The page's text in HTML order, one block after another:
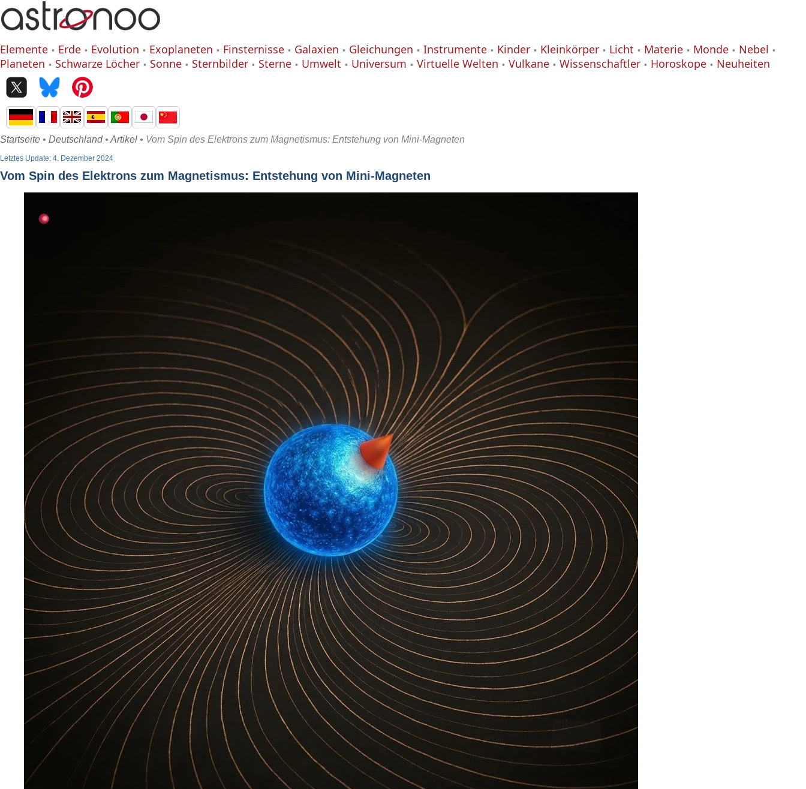
Elemente Erde Evolution Exoplaneten Finsternisse Galaxien Gleichungen Instrumente Kinder Kleinkörper Licht Materie Monde
Nebel
Planeten
Schwarze Löcher Sonne Sternbilder Sterne Umwelt Universum Virtuelle Welten Vulkane Wissenschaftler Horoskope Neuheiten
Startseite • Deutschland• Artikel • Vom Spin des Elektrons zum Magnetismus: Entstehung von Mini-Magneten
Letztes Update: 4. Dezember 2024
Vom Spin des Elektrons zum Magnetismus: Entstehung von Mini-Magneten